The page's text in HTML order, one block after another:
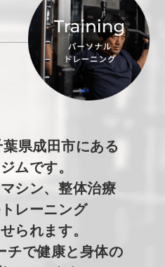
県成田市にある
ムです。
シン、整体治療
レーニング
られます。
チで健康と身体の